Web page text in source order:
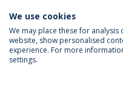
Política de
We use cookies
We may place these for
website, show personalised
experience. For more
settings.